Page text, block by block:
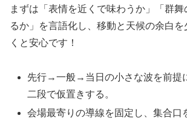
まずは「表情を近くで味わうか」「群
るか」を言語化し、移動と天候の余白
くと安心です！
先行→一般→当日の小さな波を前提
二段で仮置きする。
会場最寄りの導線を固定し、集合口